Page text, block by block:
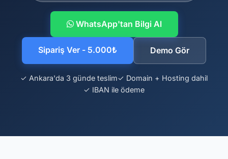
WhatsApp'tan Bilgi Al
Sipariş Ver - 5.000₺ Demo Gör
✓ Ankara'da 3 günde teslim✓ Domain + Hosting dahil
✓ IBAN ile ödeme